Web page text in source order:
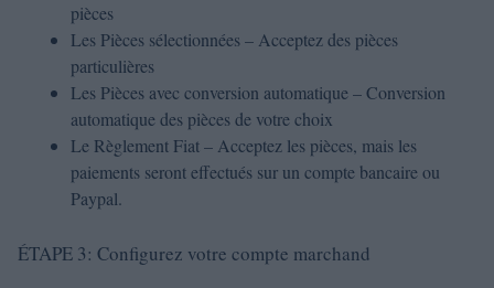
pièces
Les Pièces sélectionnées – Acceptez des pièces
particulières
Les Pièces avec conversion automatique – Conversion
automatique des pièces de votre choix
Le Règlement Fiat – Acceptez les pièces, mais les
paiements seront effectués sur un compte bancaire ou
Paypal.
ÉTAPE 3: Configurez votre compte marchand